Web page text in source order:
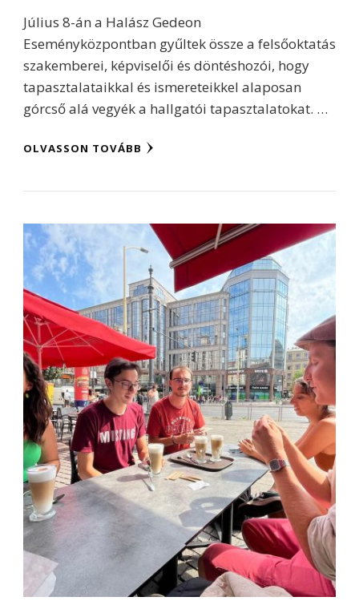
Július 8-án a Halász Gedeon
Eseményközpontban gyűltek össze a felsőoktatás
szakemberei, képviselői és döntéshozói, hogy
tapasztalataikkal és ismereteikkel alaposan
górcső alá vegyék a hallgatói tapasztalatokat. …
OLVASSON TOVÁBB